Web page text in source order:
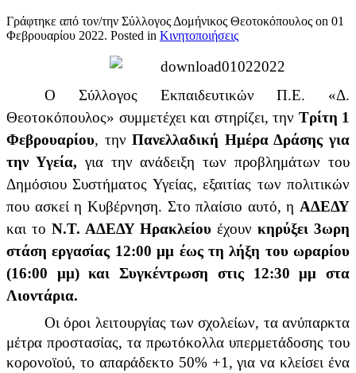
Γράφτηκε από τον/την Σύλλογος Δομήνικος Θεοτοκόπουλος on 01
Φεβρουαρίου 2022. Posted in Κινητοποιήσεις
Ο Σύλλογος Εκπαιδευτικών Π.Ε. «Δ.
Θεοτοκόπουλος» συμμετέχει και στηρίζει, την Τρίτη 1
Φεβρουαρίου, τηνΠανελλαδική Ημέρα Δράσης για
την Υγεία, για την ανάδειξη των προβλημάτων του
Δημόσιου Συστήματος Υγείας, εξαιτίας των πολιτικών
που ασκεί η Κυβέρνηση. Στο πλαίσιο αυτό, η ΑΔΕΔΥ
και το Ν.Τ. ΑΔΕΔΥ Ηρακλείου έχουνκηρύξει 3ωρη
στάση εργασίας 12:00 μμ έως τη λήξη του ωραρίου
(16:00 μμ) και Συγκέντρωση στις 12:30 μμ στα
Λιοντάρια.
Οι όροι λειτουργίας των σχολείων, τα ανύπαρκτα
μέτρα προστασίας, τα πρωτόκολλα υπερμετάδοσης του
κορονοϊού, το απαράδεκτο 50% +1, για να κλείσει ένα